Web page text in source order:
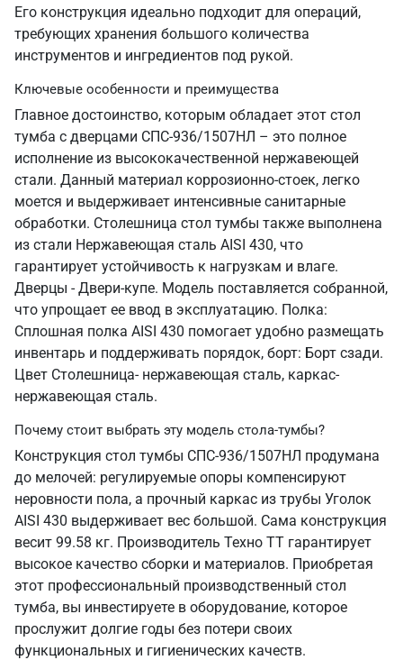
Его конструкция идеально подходит для операций,
требующих хранения большого количества
инструментов и ингредиентов под рукой.
Ключевые особенности и преимущества
Главное достоинство, которым обладает этот стол
тумба с дверцами СПС-936/1507НЛ – это полное
исполнение из высококачественной нержавеющей
стали. Данный материал коррозионно-стоек, легко
моется и выдерживает интенсивные санитарные
обработки. Столешница стол тумбы также выполнена
из стали Нержавеющая сталь AISI 430, что
гарантирует устойчивость к нагрузкам и влаге.
Дверцы - Двери-купе. Модель поставляется собранной,
что упрощает ее ввод в эксплуатацию. Полка:
Сплошная полка AISI 430 помогает удобно размещать
инвентарь и поддерживать порядок, борт: Борт сзади.
Цвет Столешница- нержавеющая сталь, каркас-
нержавеющая сталь.
Почему стоит выбрать эту модель стола-тумбы?
Конструкция стол тумбы СПС-936/1507НЛ продумана
до мелочей: регулируемые опоры компенсируют
неровности пола, а прочный каркас из трубы Уголок
AISI 430 выдерживает вес большой. Сама конструкция
весит 99.58 кг. Производитель Техно ТТ гарантирует
высокое качество сборки и материалов. Приобретая
этот профессиональный производственный стол
тумба, вы инвестируете в оборудование, которое
прослужит долгие годы без потери своих
функциональных и гигиенических качеств.